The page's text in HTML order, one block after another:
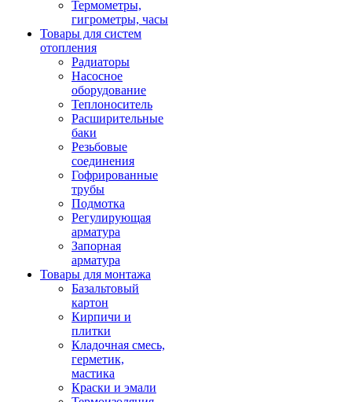
Термометры,
гигрометры, часы
Товары для систем
отопления
Радиаторы
Насосное
оборудование
Теплоноситель
Расширительные
баки
Резьбовые
соединения
Гофрированные
трубы
Подмотка
Регулирующая
арматура
Запорная
арматура
Товары для монтажа
Базальтовый
картон
Кирпичи и
плитки
Кладочная смесь,
герметик,
мастика
Краски и эмали